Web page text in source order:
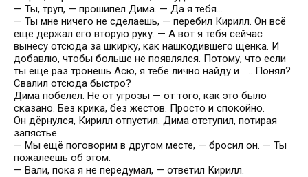
— Ты, труп, — прошипел Дима. — Да я тебя…
— Ты мне ничего не сделаешь, — перебил Кирилл. Он всё
ещё держал его вторую руку. — А вот я тебя сейчас
вынесу отсюда за шкирку, как нашкодившего щенка. И
добавлю, чтобы больше не появлялся. Потому, что если
ты ещё раз тронешь Асю, я тебе лично найду и ….. Понял?
Свалил отсюда быстро?
Дима побелел. Не от угрозы — от того, как это было
сказано. Без крика, без жестов. Просто и спокойно.
Он дёрнулся, Кирилл отпустил. Дима отступил, потирая
запястье.
— Мы ещё поговорим в другом месте, — бросил он. — Ты
пожалеешь об этом.
— Вали, пока я не передумал, — ответил Кирилл.